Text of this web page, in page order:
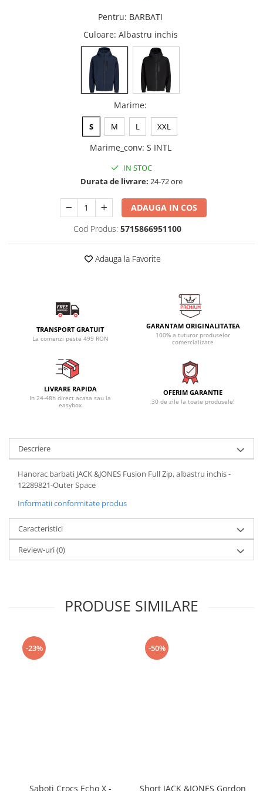
Pentru: BARBATI
Culoare: Albastru inchis
Marime:
S M L XXL
Marime_conv: S INTL
IN STOC
Durata de livrare: 24-72 ore
ADAUGA IN COS
Cod Produs: 5715866951100
Adauga la Favorite
TRANSPORT GRATUIT
La comenzi peste 499 RON
GARANTAM ORIGINALITATEA
100% a tuturor produselor
comercializate
LIVRARE RAPIDA
In 24-48h direct acasa sau la
easybox
OFERIM GARANTIE
30 de zile la toate produsele!
Descriere
Hanorac barbati JACK &JONES Fusion Full Zip, albastru inchis -
12289821-Outer Space
Informatii conformitate produs
Caracteristici
Review-uri(0)
PRODUSE SIMILARE
-23%
Saboti Crocs Echo X -
-50%
Short JACK &JONES Gordon